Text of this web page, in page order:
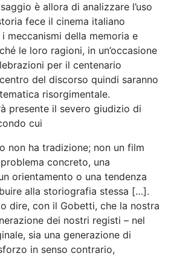
è allora di analizzare l’uso
fece il cinema italiano
meccanismi della memoria e
le loro ragioni, in un’occasione
per il centenario
centro del discorso quindi saranno
risorgimentale.
presente il severo giudizio di
cui
non ha tradizione; non un film
concreto, una
orientamento o una tendenza
alla storiografia stessa […].
dire, con il Gobetti, che la nostra
dei nostri registi – nel
sia una generazione di
in senso contrario,